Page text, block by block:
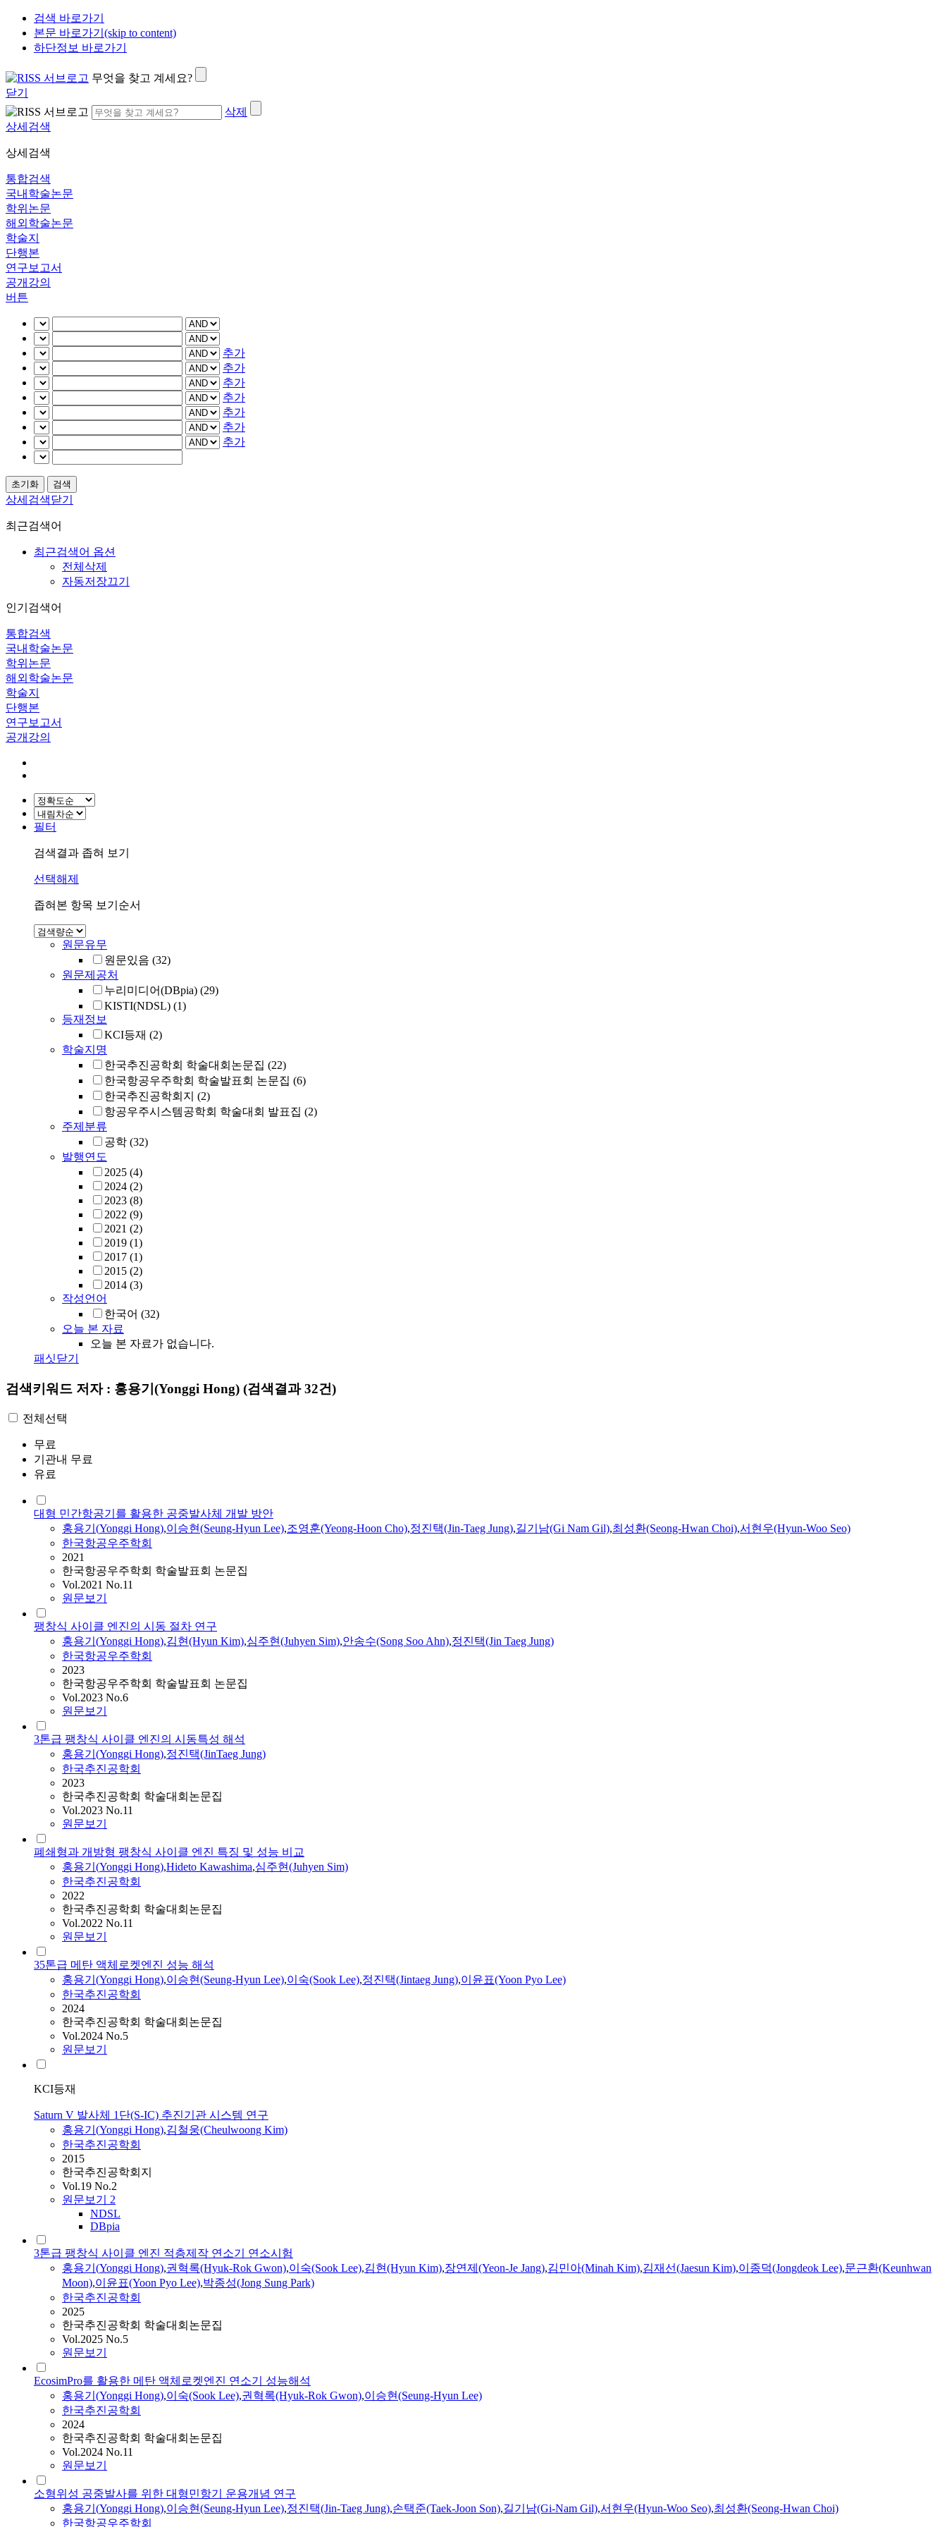
검색 바로가기
본문 바로가기(skip to content)
하단정보 바로가기
무엇을 찾고 계세요?
닫기
삭제
상세검색
상세검색
통합검색
국내학술논문
학위논문
해외학술논문
학술지
단행본
연구보고서
공개강의
버튼
추가
추가
추가
추가
추가
추가
추가
상세검색닫기
최근검색어
최근검색어 옵션
전체삭제
자동저장끄기
인기검색어
통합검색
국내학술논문
학위논문
해외학술논문
학술지
단행본
연구보고서
공개강의
필터
검색결과 좁혀 보기
선택해제
좁혀본 항목 보기순서
원문유무
원문있음 (32)
원문제공처
누리미디어(DBpia) (29)
KISTI(NDSL) (1)
등재정보
KCI등재 (2)
학술지명
한국추진공학회 학술대회논문집 (22)
한국항공우주학회 학술발표회 논문집 (6)
한국추진공학회지 (2)
항공우주시스템공학회 학술대회 발표집 (2)
주제분류
공학 (32)
발행연도
2025 (4)
2024 (2)
2023 (8)
2022 (9)
2021 (2)
2019 (1)
2017 (1)
2015 (2)
2014 (3)
작성언어
한국어 (32)
오늘 본 자료
오늘 본 자료가 없습니다.
패싯닫기
검색키워드 저자 : 홍용기(Yonggi Hong) (검색결과 32건)
전체선택
무료
기관내 무료
유료
대형 민간항공기를 활용한 공중발사체 개발 방안
홍용기 (Yonggi Hong),이승현(Seung-Hyun Lee),조영훈(Yeong-Hoon Cho),정진택(Jin-Taeg Jung),길기남(Gi Nam Gil),최성환(Seong-Hwan Choi),서현우(Hyun-Woo Seo)
한국항공우주학회
2021
한국항공우주학회 학술발표회 논문집
Vol.2021 No.11
원문보기
팽창식 사이클 엔진의 시동 절차 연구
홍용기 (Yonggi Hong),김현(Hyun Kim),심주현(Juhyen Sim),안송수(Song Soo Ahn),정진택(Jin Taeg Jung)
한국항공우주학회
2023
한국항공우주학회 학술발표회 논문집
Vol.2023 No.6
원문보기
3톤급 팽창식 사이클 엔진의 시동특성 해석
홍용기 (Yonggi Hong),정진택(JinTaeg Jung)
한국추진공학회
2023
한국추진공학회 학술대회논문집
Vol.2023 No.11
원문보기
폐쇄형과 개방형 팽창식 사이클 엔진 특징 및 성능 비교
홍용기 (Yonggi Hong),Hideto Kawashima,심주현(Juhyen Sim)
한국추진공학회
2022
한국추진공학회 학술대회논문집
Vol.2022 No.11
원문보기
35톤급 메탄 액체로켓엔진 성능 해석
홍용기 (Yonggi Hong),이승현(Seung-Hyun Lee),이숙(Sook Lee),정진택(Jintaeg Jung),이윤표(Yoon Pyo Lee)
한국추진공학회
2024
한국추진공학회 학술대회논문집
Vol.2024 No.5
원문보기
KCI등재
Saturn V 발사체 1단(S-IC) 추진기관 시스템 연구
홍용기 (Yonggi Hong),김철웅(Cheulwoong Kim)
한국추진공학회
2015
한국추진공학회지
Vol.19 No.2
원문보기 2
NDSL
DBpia
3톤급 팽창식 사이클 엔진 적층제작 연소기 연소시험
홍용기 (Yonggi Hong),권혁록(Hyuk-Rok Gwon),이숙(Sook Lee),김현(Hyun Kim),장연제(Yeon-Je Jang),김민아(Minah Kim),김재선(Jaesun Kim),이종덕(Jongdeok Lee),문근환(Keunhwan
Moon),이윤표(Yoon Pyo Lee),박종성(Jong Sung Park)
한국추진공학회
2025
한국추진공학회 학술대회논문집
Vol.2025 No.5
원문보기
EcosimPro를 활용한 메탄 액체로켓엔진 연소기 성능해석
홍용기 (Yonggi Hong),이숙(Sook Lee),권혁록(Hyuk-Rok Gwon),이승현(Seung-Hyun Lee)
한국추진공학회
2024
한국추진공학회 학술대회논문집
Vol.2024 No.11
원문보기
소형위성 공중발사를 위한 대형민항기 운용개념 연구
홍용기 (Yonggi Hong),이승현(Seung-Hyun Lee),정진택(Jin-Taeg Jung),손택준(Taek-Joon Son),길기남(Gi-Nam Gil),서현우(Hyun-Woo Seo),최성환(Seong-Hwan Choi)
한국항공우주학회